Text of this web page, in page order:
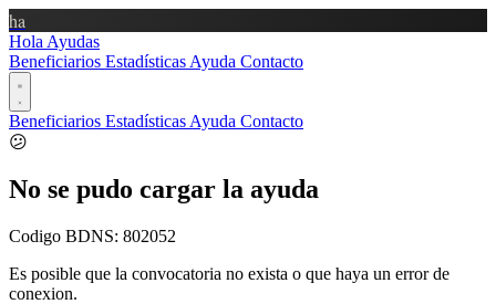
ha
Hola Ayudas
Beneficiarios Estadísticas Ayuda Contacto
Beneficiarios Estadísticas Ayuda Contacto
😕
No se pudo cargar la ayuda
Codigo BDNS: 802052
Es posible que la convocatoria no exista o que haya un error de
conexion.